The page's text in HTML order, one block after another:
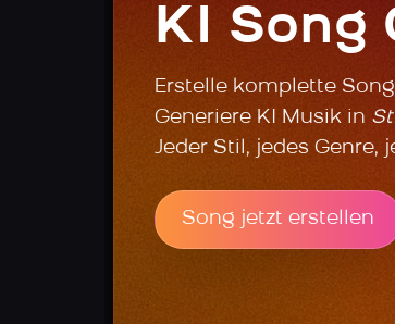
KI Song
Erstelle komplette
Generiere KI Musik in
Jeder Stil, jedes Genre,
Song jetzt erstellen